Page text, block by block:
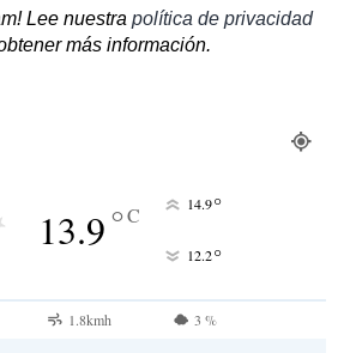
Lee nuestra política de privacidad
más información.
13.9°C 14.9°
12.2°
1.8kmh 3 %